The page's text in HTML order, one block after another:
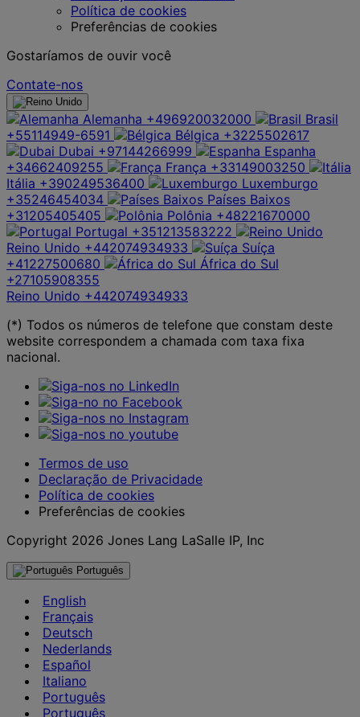
Política de cookies
Preferências de cookies
Gostaríamos de ouvir você
Contate-nos
Alemanha +496920032000
Brasil
+55114949-6591
Bélgica +3225502617
Dubai +97144266999
Espanha
+34662409255
França +33149003250
Itália +390249536400
Luxemburgo
+35246454034
Países Baixos
+31205405405
Polônia +48221670000
Portugal +351213583222
Reino Unido +442074934933
Suíça
+41227500680
África do Sul
+27105908355
Reino Unido +442074934933
(*) Todos os números de telefone que constam deste
website correspondem a chamada com taxa fixa
nacional.
Termos de uso
Declaração de Privacidade
Política de cookies
Preferências de cookies
Copyright 2026 Jones Lang LaSalle IP, Inc
Português
English
Français
Deutsch
Nederlands
Español
Italiano
Português
Português